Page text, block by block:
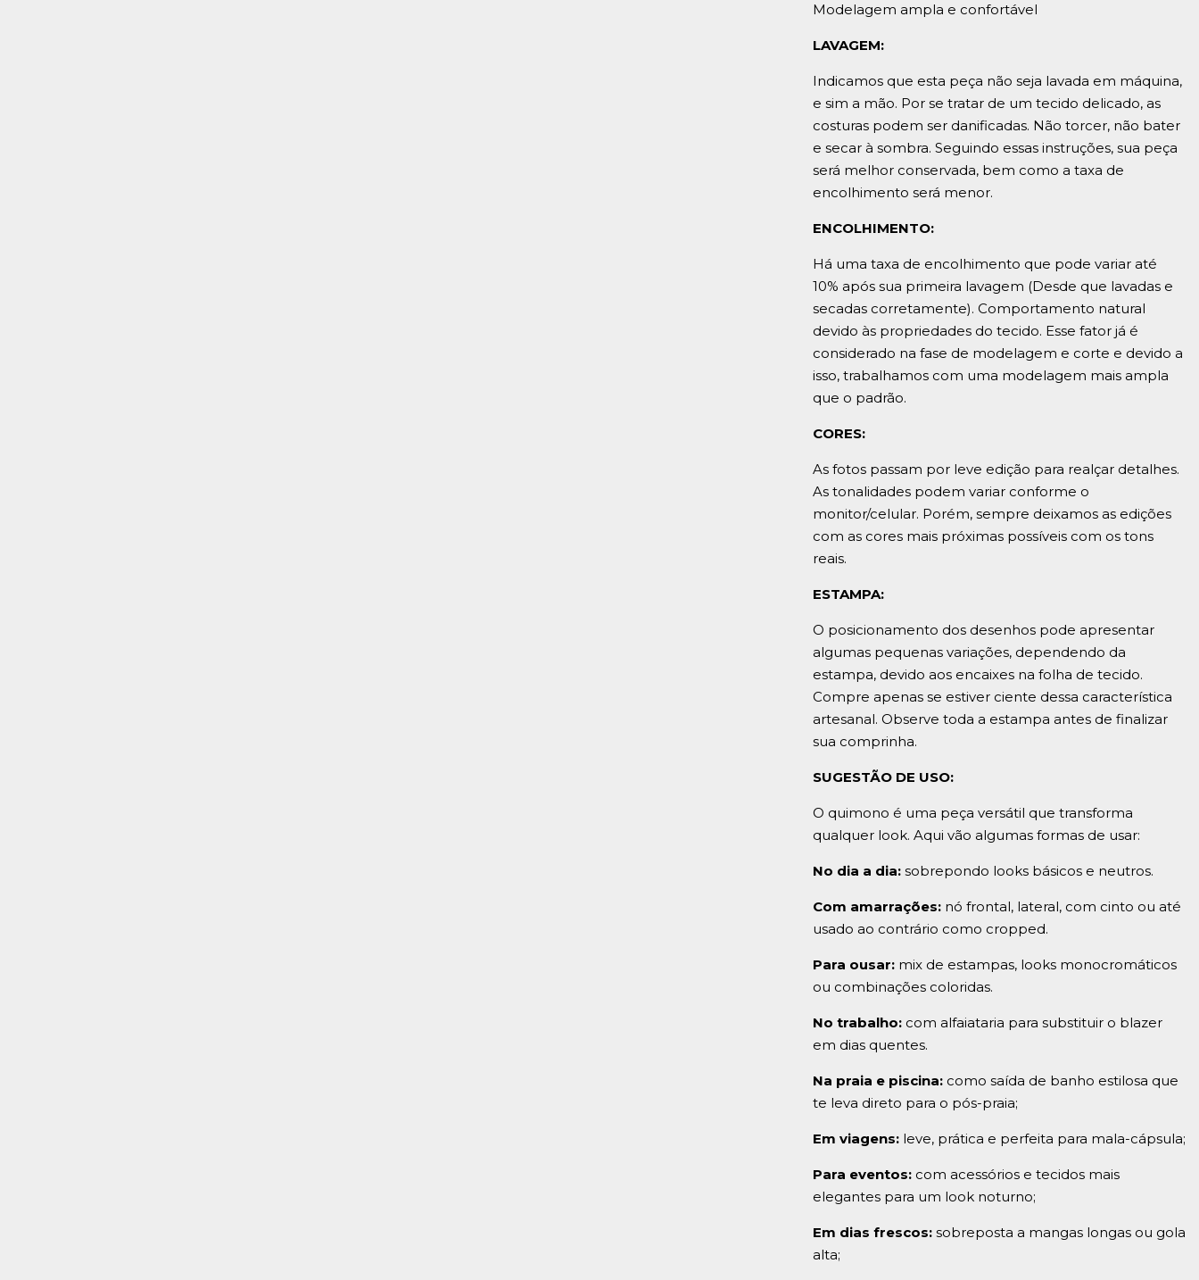
Modelagem ampla e confortável
LAVAGEM:
Indicamos que esta peça não seja lavada em máquina,
e sim a mão. Por se tratar de um tecido delicado, as
costuras podem ser danificadas. Não torcer, não bater
e secar à sombra. Seguindo essas instruções, sua peça
será melhor conservada, bem como a taxa de
encolhimento será menor.
ENCOLHIMENTO:
Há uma taxa de encolhimento que pode variar até
10% após sua primeira lavagem (Desde que lavadas e
secadas corretamente). Comportamento natural
devido às propriedades do tecido. Esse fator já é
considerado na fase de modelagem e corte e devido a
isso, trabalhamos com uma modelagem mais ampla
que o padrão.
CORES:
As fotos passam por leve edição para realçar detalhes.
As tonalidades podem variar conforme o
monitor/celular. Porém, sempre deixamos as edições
com as cores mais próximas possíveis com os tons
reais.
ESTAMPA:
O posicionamento dos desenhos pode apresentar
algumas pequenas variações, dependendo da
estampa, devido aos encaixes na folha de tecido.
Compre apenas se estiver ciente dessa característica
artesanal. Observe toda a estampa antes de finalizar
sua comprinha.
SUGESTÃO DE USO:
O quimono é uma peça versátil que transforma
qualquer look. Aqui vão algumas formas de usar:
No dia a dia: sobrepondo looks básicos e neutros.
Com amarrações: nó frontal, lateral, com cinto ou até
usado ao contrário como cropped.
Para ousar: mix de estampas, looks monocromáticos
ou combinações coloridas.
No trabalho: com alfaiataria para substituir o blazer
em dias quentes.
Na praia e piscina: como saída de banho estilosa que
te leva direto para o pós-praia;
Em viagens: leve, prática e perfeita para mala-cápsula;
Para eventos: com acessórios e tecidos mais
elegantes para um look noturno;
Em dias frescos: sobreposta a mangas longas ou gola
alta;